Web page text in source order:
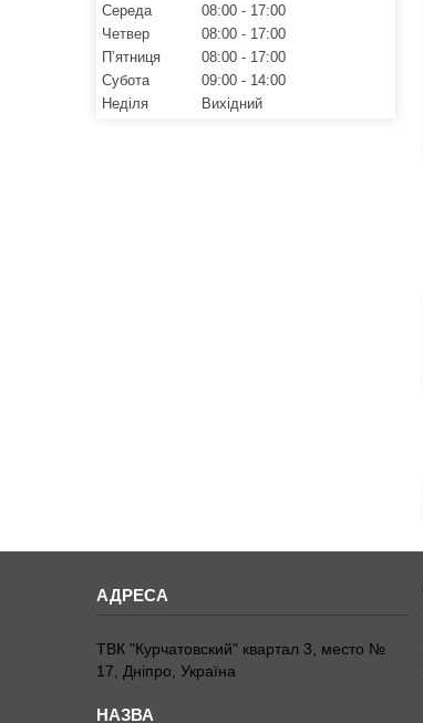
Середа
08:00
17:00
Четвер
08:00
17:00
Пʼятниця
08:00
17:00
Субота
09:00
14:00
Неділя
Вихідний
ТВК "Курчатовский" квартал 3, место №
17, Дніпро, Україна